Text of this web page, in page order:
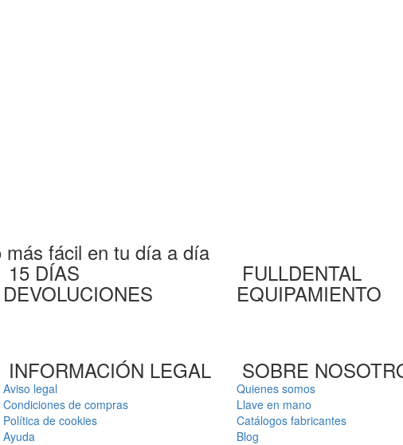
fácil en tu día a día
15 DÍAS
DEVOLUCIONES
FULLDENTAL
EQUIPAMIENTO
INFORMACIÓN LEGAL
Aviso legal
Condiciones de compras
Política de cookies
Ayuda
SOBRE
Quienes somos
Llave en mano
Catálogos fabricantes
Blog